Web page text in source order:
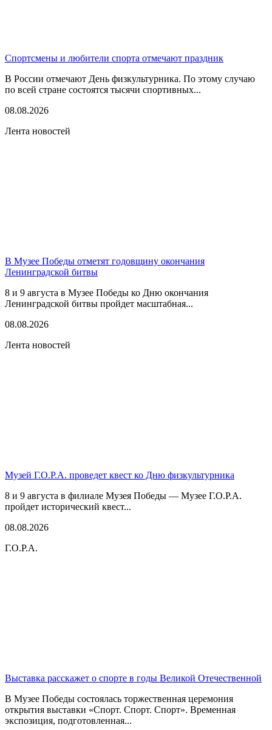
Спортсмены и любители спорта отмечают праздник
В России отмечают День физкультурника. По этому случаю
по всей стране состоятся тысячи спортивных...
08.08.2026
Лента новостей
В Музее Победы отметят годовщину окончания
Ленинградской битвы
8 и 9 августа в Музее Победы ко Дню окончания
Ленинградской битвы пройдет масштабная...
08.08.2026
Лента новостей
Музей Г.О.Р.А. проведет квест ко Дню физкультурника
8 и 9 августа в филиале Музея Победы — Музее Г.О.Р.А.
пройдет исторический квест...
08.08.2026
Г.О.Р.А.
Выставка расскажет о спорте в годы Великой Отечественной
В Музее Победы состоялась торжественная церемония
открытия выставки «Спорт. Спорт. Спорт». Временная
экспозиция, подготовленная...